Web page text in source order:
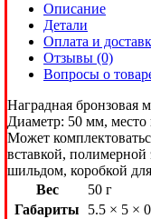
Описание
Детали
Оплата и
Отзывы (0)
Вопросы о
Наградная бронзовая
Диаметр: 50 мм, место
Может
вставкой,
шильдом, коробкой
Вес
50 г
Габариты
5.5 × 5 ×